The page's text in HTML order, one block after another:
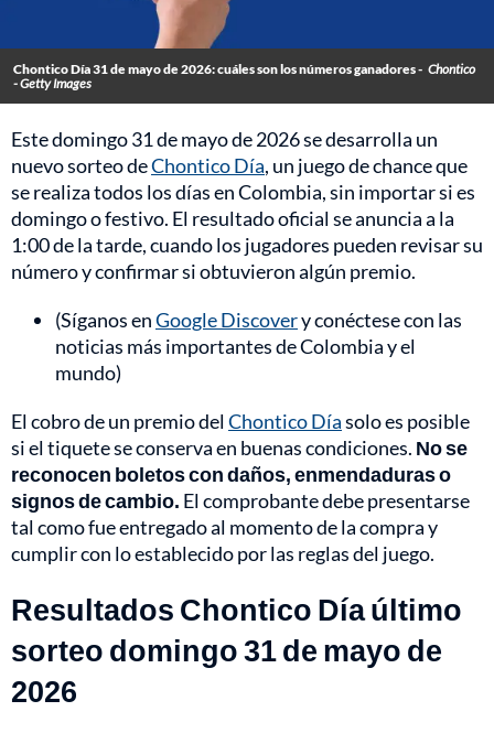
Chontico Día 31 de mayo de 2026: cuáles son los números ganadores - Chontico
- Getty Images
Este domingo 31 de mayo de 2026 se desarrolla un
nuevo sorteo deChontico Día, un juego de chance que
se realiza todos los días en Colombia, sin importar si es
domingo o festivo. El resultado oficial se anuncia a la
1:00 de la tarde, cuando los jugadores pueden revisar su
número y confirmar si obtuvieron algún premio.
(Síganos enGoogle Discovery conéctese con las
noticias más importantes de Colombia y el
mundo)
El cobro de un premio delChontico Díasolo es posible
si el tiquete se conserva en buenas condiciones. No se
reconocen boletos con daños, enmendaduras o
signos de cambio. El comprobante debe presentarse
tal como fue entregado al momento de la compra y
cumplir con lo establecido por las reglas del juego.
Resultados Chontico Día último
sorteo domingo 31 de mayo de
2026